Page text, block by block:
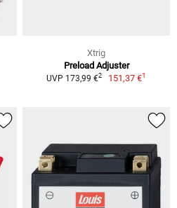
Xtrig
Preload Adjuster
UVP 173,99 €2 151,37 €1